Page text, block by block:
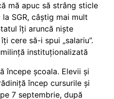
mă apuc să strâng sticle
la SGR, câștig mai mult
îți aruncă niște
cere să-i spui „salariu”.
instituționalizată
începe școala. Elevii și
încep cursurile și
7 septembrie, după